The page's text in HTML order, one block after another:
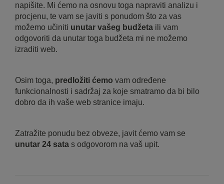
napišite. Mi ćemo na osnovu toga napraviti analizu i
procjenu, te vam se javiti s ponudom što za vas
možemo učiniti unutar vašeg budžeta ili vam
odgovoriti da unutar toga budžeta mi ne možemo
izraditi web.
Osim toga, predložiti ćemo vam određene
funkcionalnosti i sadržaj za koje smatramo da bi bilo
dobro da ih vaše web stranice imaju.
Zatražite ponudu bez obveze, javit ćemo vam se
unutar 24 sata s odgovorom na vaš upit.